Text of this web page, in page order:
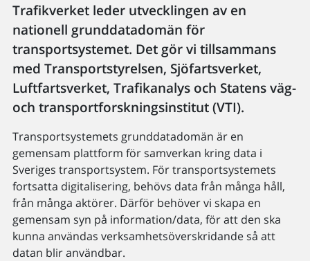
Trafikverket leder utvecklingen av en
nationell grunddatadomän för
transportsystemet. Det gör vi tillsammans
med Transportstyrelsen, Sjöfartsverket,
Luftfartsverket, Trafikanalys och Statens väg-
och transportforskningsinstitut (VTI).
Transportsystemets grunddatadomän är en
gemensam plattform för samverkan kring data i
Sveriges transportsystem. För transportsystemets
fortsatta digitalisering, behövs data från många håll,
från många aktörer. Därför behöver vi skapa en
gemensam syn på information/data, för att den ska
kunna användas verksamhetsöverskridande så att
datan blir användbar.